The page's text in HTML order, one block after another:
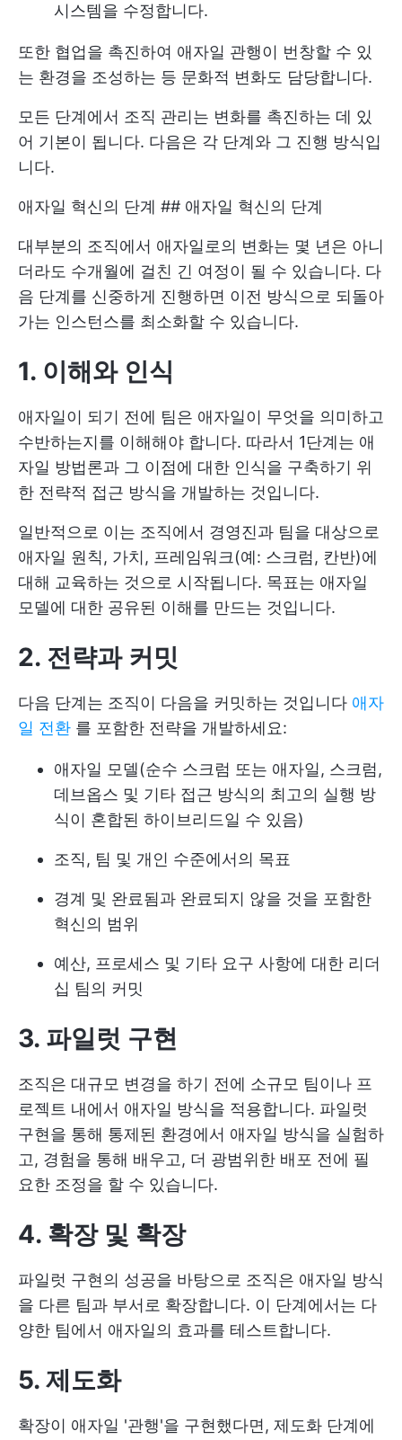
시스템을 수정합니다.
또한 협업을 촉진하여 애자일 관행이 번창할 수 있
는 환경을 조성하는 등 문화적 변화도 담당합니다.
모든 단계에서 조직 관리는 변화를 촉진하는 데 있
어 기본이 됩니다. 다음은 각 단계와 그 진행 방식입
니다.
애자일 혁신의 단계 ## 애자일 혁신의 단계
대부분의 조직에서 애자일로의 변화는 몇 년은 아니
더라도 수개월에 걸친 긴 여정이 될 수 있습니다. 다
음 단계를 신중하게 진행하면 이전 방식으로 되돌아
가는 인스턴스를 최소화할 수 있습니다.
1. 이해와 인식
애자일이 되기 전에 팀은 애자일이 무엇을 의미하고
수반하는지를 이해해야 합니다. 따라서 1단계는 애
자일 방법론과 그 이점에 대한 인식을 구축하기 위
한 전략적 접근 방식을 개발하는 것입니다.
일반적으로 이는 조직에서 경영진과 팀을 대상으로
애자일 원칙, 가치, 프레임워크(예: 스크럼, 칸반)에
대해 교육하는 것으로 시작됩니다. 목표는 애자일
모델에 대한 공유된 이해를 만드는 것입니다.
2. 전략과 커밋
다음 단계는 조직이 다음을 커밋하는 것입니다 애자
일 전환 를 포함한 전략을 개발하세요:
애자일 모델(순수 스크럼 또는 애자일, 스크럼,
데브옵스 및 기타 접근 방식의 최고의 실행 방
식이 혼합된 하이브리드일 수 있음)
조직, 팀 및 개인 수준에서의 목표
경계 및 완료됨과 완료되지 않을 것을 포함한
혁신의 범위
예산, 프로세스 및 기타 요구 사항에 대한 리더
십 팀의 커밋
3. 파일럿 구현
조직은 대규모 변경을 하기 전에 소규모 팀이나 프
로젝트 내에서 애자일 방식을 적용합니다. 파일럿
구현을 통해 통제된 환경에서 애자일 방식을 실험하
고, 경험을 통해 배우고, 더 광범위한 배포 전에 필
요한 조정을 할 수 있습니다.
4. 확장 및 확장
파일럿 구현의 성공을 바탕으로 조직은 애자일 방식
을 다른 팀과 부서로 확장합니다. 이 단계에서는 다
양한 팀에서 애자일의 효과를 테스트합니다.
5. 제도화
확장이 애자일 '관행'을 구현했다면, 제도화 단계에